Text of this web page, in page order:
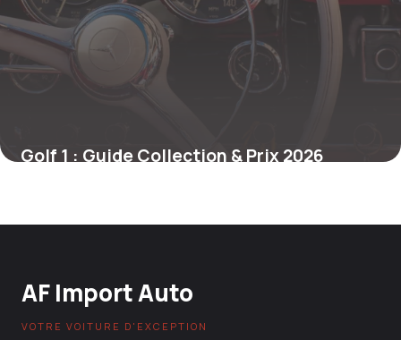
Golf 1 : Guide Collection & Prix 2026
AF Import Auto
VOTRE VOITURE D'EXCEPTION